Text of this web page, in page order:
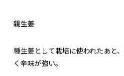
親生姜
種生姜として栽培に使われたあと
く辛味が強い。